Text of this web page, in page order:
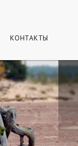
КОНТАКТЫ